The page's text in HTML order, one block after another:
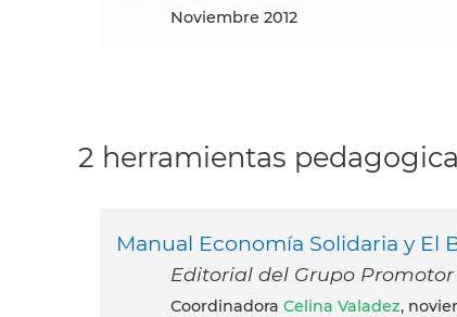
noviembre 2012
2 herramientas
Manual Economía Solidaria y El
Editorial del Grupo
Coordinadora Celina Valadez,